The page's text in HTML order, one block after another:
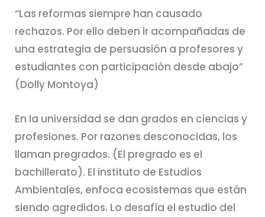
“Las reformas siempre han causado
rechazos. Por ello deben ir acompañadas de
una estrategia de persuasión a profesores y
estudiantes con participación desde abajo”
(Dolly Montoya)
En la universidad se dan grados en ciencias y
profesiones. Por razones desconocidas, los
llaman pregrados. (El pregrado es el
bachillerato). El instituto de Estudios
Ambientales, enfoca ecosistemas que están
siendo agredidos. Lo desafía el estudio del